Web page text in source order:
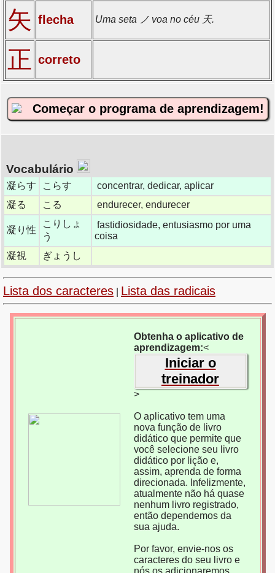
矢 flecha Uma seta ノ voa no céu 天.
正 correto
Começar o programa de aprendizagem!
Vocabulário
凝らす こらす
concentrar, dedicar, aplicar
凝る
こる endurecer, endurecer
凝り性
こりしょ
う
fastidiosidade, entusiasmo por uma
coisa
凝視
ぎょうし
Lista dos caracteres Lista das radicais
Obtenha o aplicativo de
aprendizagem:<
Iniciar o
treinador
>
O aplicativo tem uma
nova função de livro
didático que permite que
você selecione seu livro
didático por lição e,
assim, aprenda de forma
direcionada. Infelizmente,
atualmente não há quase
nenhum livro registrado,
então dependemos da
sua ajuda.
Por favor, envie-nos os
caracteres do seu livro e
nós os adicionaremos